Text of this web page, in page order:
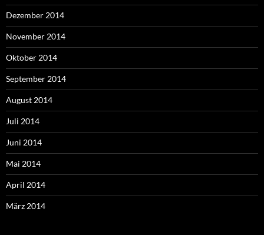
Dezember 2014
November 2014
Oktober 2014
September 2014
August 2014
Juli 2014
Juni 2014
Mai 2014
April 2014
März 2014